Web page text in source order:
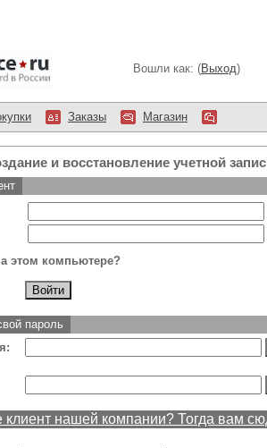
Вошли как: (Выход)
Заказы Магазин
и восстановление учетной
этом компьютере?
пароль
нашей компании? Тогда вам